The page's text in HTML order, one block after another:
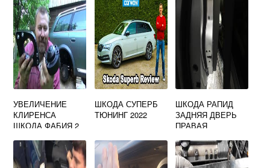
УВЕЛИЧЕНИЕ
КЛИРЕНСА
ШКОДА ФАБИЯ 2
ШКОДА СУПЕРБ
ТЮНИНГ 2022
ШКОДА РАПИД
ЗАДНЯЯ ДВЕРЬ
ПРАВАЯ